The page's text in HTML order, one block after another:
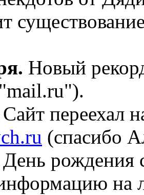
. Новый
Сайт переехал
(спасибо
День рождения
на